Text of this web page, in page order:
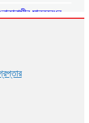
মানববন্ধন
ও বিদ্যুৎ সরবরাহের